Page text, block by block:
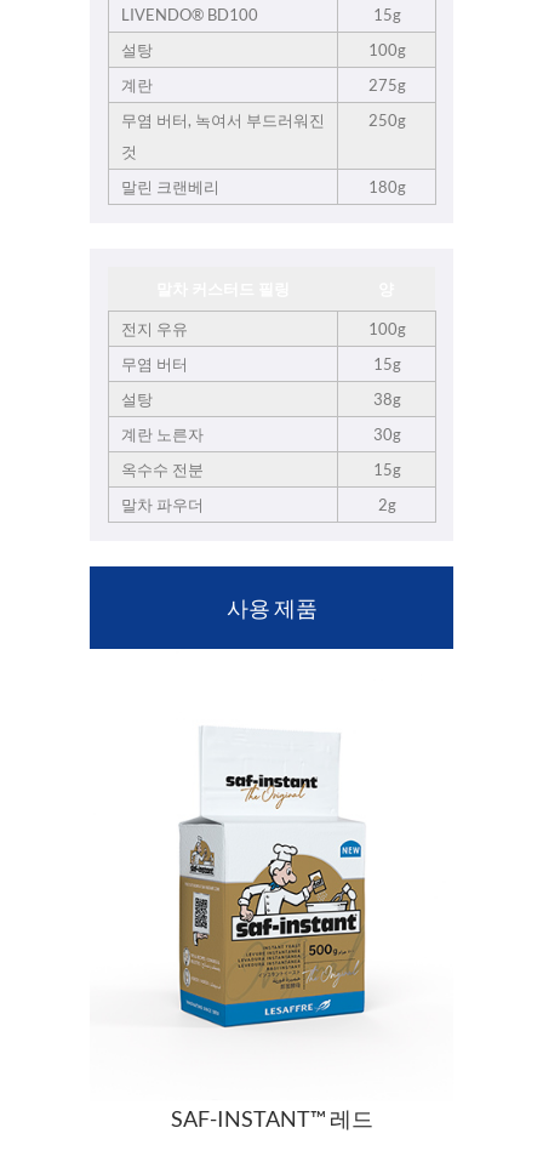
LIVENDO® BD100
15g
설탕
100g
계란
275g
무염 버터, 녹여서 부드러워진
것
250g
말린 크랜베리 180g
전지 우유
100g
무염 버터
15g
설탕
38g
계란 노른자
30g
옥수수 전분
15g
말차 파우더
2g
사용 제품
SAF-INSTANT™ 레드